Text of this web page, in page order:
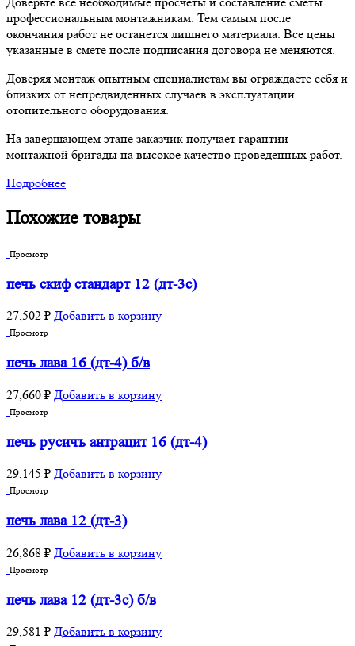
профессиональным монтажникам. Тем самым после
окончания работ не останется лишнего материала. Все цены
указанные в смете после подписания договора не меняются.
Доверяя монтаж опытным специалистам вы ограждаете себя и
близких от непредвиденных случаев в эксплуатации
отопительного оборудования.
На завершающем этапе заказчик получает гарантии
монтажной бригады на высокое качество проведённых работ.
Подробнее
Похожие товары
Просмотр
печь скиф стандарт 12 (дт-3с)
27,502 ₽ Добавить в корзину
Просмотр
печь лава 16 (дт-4) б/в
27,660 ₽ Добавить в корзину
Просмотр
печь русичъ антрацит 16 (дт-4)
29,145 ₽ Добавить в корзину
Просмотр
печь лава 12 (дт-3)
26,868 ₽ Добавить в корзину
Просмотр
печь лава 12 (дт-3с) б/в
29,581 ₽ Добавить в корзину